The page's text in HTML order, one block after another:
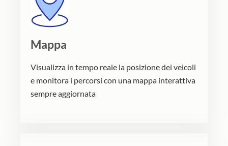
Mappa
Visualizza in tempo reale la posizione dei veicoli
e monitora i percorsi con una mappa interattiva
sempre aggiornata